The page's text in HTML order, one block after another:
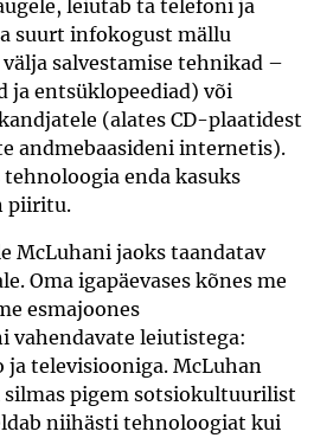
leiutab ta telefoni ja
suurt infokogust mällu
salvestamise tehnikad –
ja entsüklopeediad) või
(alates CD-plaatidest
andmebaasideni internetis).
enda kasuks
piiritu.
McLuhani jaoks taandatav
Oma igapäevases kõnes me
esmajoones
vahendavate leiutistega:
televisiooniga. McLuhan
silmas pigem sotsiokultuurilist
niihästi tehnoloogiat kui